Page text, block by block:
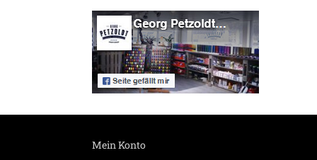
Mein Konto